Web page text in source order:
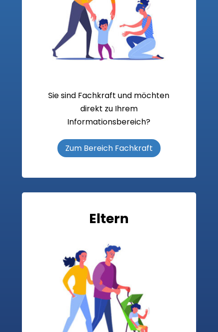
Sie sind Fachkraft und möchten
direkt zu Ihrem
Informationsbereich?
Zum Bereich Fachkraft
Eltern